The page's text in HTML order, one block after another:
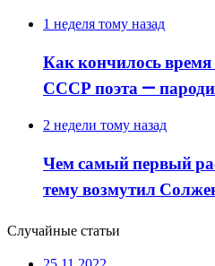
1 неделя тому назад
Как кончилось
СССР поэта —
2 недели тому назад
Чем самый первый
тему возмутил
Случайные статьи